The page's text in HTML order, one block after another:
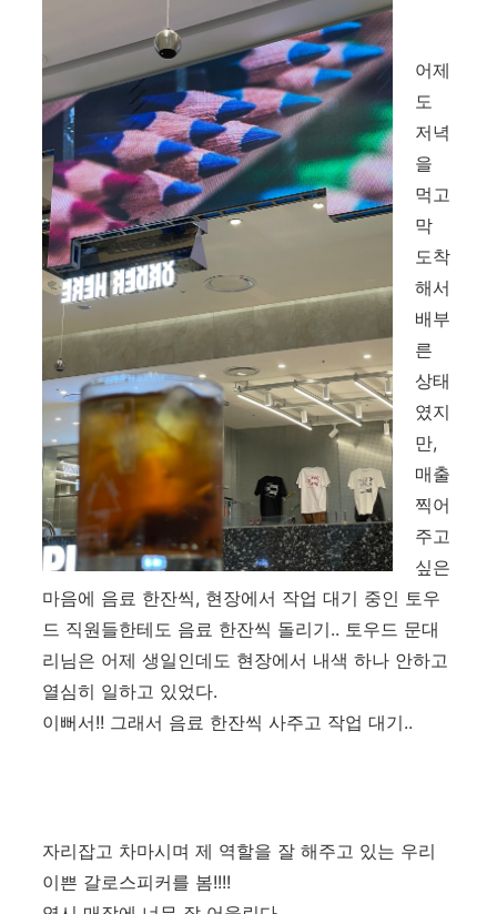
어제
도
저녁
을
먹고
막
도착
해서
배부
른
상태
였지
만,
매출
찍어
주고
싶은
마음에 음료 한잔씩, 현장에서 작업 대기 중인 토우
드 직원들한테도 음료 한잔씩 돌리기.. 토우드 문대
리님은 어제 생일인데도 현장에서 내색 하나 안하고
열심히 일하고 있었다.
이뻐서!! 그래서 음료 한잔씩 사주고 작업 대기..
자리잡고 차마시며 제 역할을 잘 해주고 있는 우리
이쁜 갈로스피커를 봄!!!!